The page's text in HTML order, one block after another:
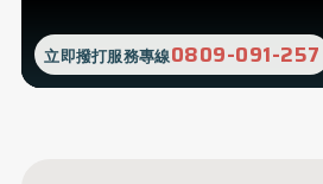
立即撥打服務專線0809-091-257